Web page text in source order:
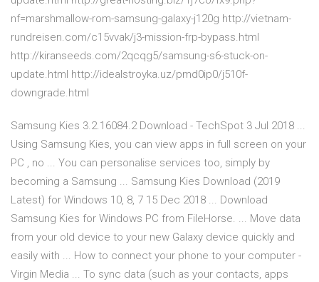
nf=marshmallow-rom-samsung-galaxy-j120g http://vietnam-
rundreisen.com/c15vvak/j3-mission-frp-bypass.html
http://kiranseeds.com/2qcqg5/samsung-s6-stuck-on-
update.html http://idealstroyka.uz/pmd0ip0/j510f-
downgrade.html
Samsung Kies 3.2.16084.2 Download - TechSpot 3 Jul 2018 ...
Using Samsung Kies, you can view apps in full screen on your
PC , no ... You can personalise services too, simply by
becoming a Samsung ... Samsung Kies Download (2019
Latest) for Windows 10, 8, 7 15 Dec 2018 ... Download
Samsung Kies for Windows PC from FileHorse. ... Move data
from your old device to your new Galaxy device quickly and
easily with ... How to connect your phone to your computer -
Virgin Media ... To sync data (such as your contacts, apps